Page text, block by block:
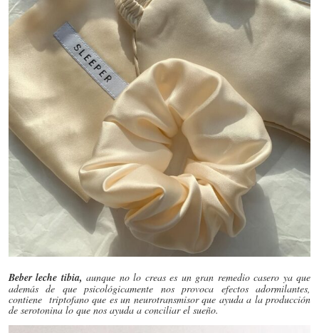
Beber leche tibia, aunque no lo creas es un gran remedio casero ya que
además de que psicológicamente nos provoca efectos adormilantes,
contiene triptofano que es un neurotransmisor que ayuda a la producción
de serotonina lo que nos ayuda a conciliar el sueño.